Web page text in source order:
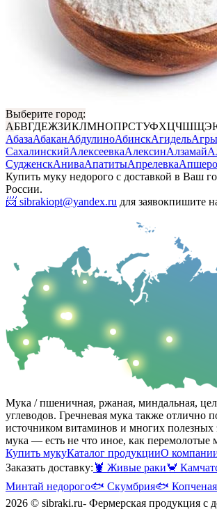
Выберите город:
АБВГДЕЖЗИКЛМНОПРСТУФХЦЧШЩЭ
АбазаАбаканАбдулиноАбинскАгидель
СахалинскийАлексеевкаАлексинАлзамай
СудженскАниваАпатитыАпрелевка
Купить муку недорого с доставкой в Ваш
России.
📨 sibrakiopt@yandex.ru для заявокпишите
Мука / пшеничная, ржаная, миндальная,
углеводов. Гречневая мука также отлично
источником витаминов и многих
мука — есть не что иное, как перемолотые
Купить мукуКаталог продукцииО
Заказать доставку: 🦞 Живые раки🦀
Минтай недорого🐟 Скумбрия🐟
2026 © sibraki.ru- Фермерская продукция с